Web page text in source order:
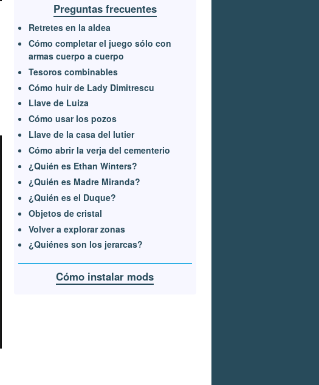
Preguntas frecuentes
Retretes en la aldea
Cómo completar el juego sólo con
armas cuerpo a cuerpo
Tesoros combinables
Cómo huir de Lady Dimitrescu
Llave de Luiza
Cómo usar los pozos
Llave de la casa del lutier
Cómo abrir la verja del cementerio
¿Quién es Ethan Winters?
¿Quién es Madre Miranda?
¿Quién es el Duque?
Objetos de cristal
Volver a explorar zonas
¿Quiénes son los jerarcas?
Cómo instalar mods